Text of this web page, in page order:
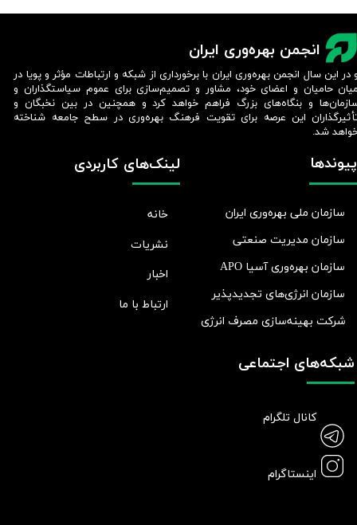
انجمن بهره‌وری ایران
لینک‌های کاربردی
خانه
نشریات
اخبار
ارتباط با ما
پیوندها
سازمان ملی بهره‌وری ایران
سازمان مدیریت صنعتی
سازمان بهره‌وری آسیا APO
سازمان انرژی‌های تجدیدپذیر
شرکت بهينه‌سازی مصرف انرژی
شبکه‌های اجتماعی
کانال تلگرام
اینستاگرام
در این سال انجمن بهره‌وری ایران با برخورداری از شبکه و ارتباطات مؤثر و پویا در
حامیان و اعضای خود، مشاور و تصمیم‌سازی برای عموم سیاستگذاران و
و بنگاه‌های بزرگ فراهم خواهد کرد و همچنین در بین نخبگان و
این عرصه برای تقویت فرهنگ بهره‌وری در سطح جامعه شناخته
شد.​​​​​​​